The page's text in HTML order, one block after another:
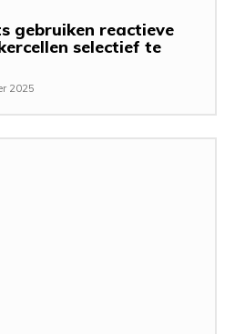
gebruiken reactieve
selectief te
2025